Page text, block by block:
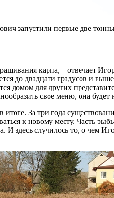
запустили первые две
карпа, – отвечает
до двадцати градусов и
домом для других
свое меню, она
За три года
к новому месту. Часть
И здесь случилось то, о